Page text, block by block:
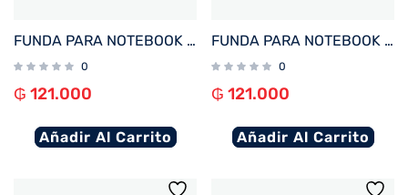
FUNDA PARA NOTEBOOK FTX SEDA-BD 14.1″ BORDO
0
₲ 121.000
Añadir Al Carrito
FUNDA PARA NOTEBOOK FTX SEDA-CR 14.1″ CREMA
0
₲ 121.000
Añadir Al Carrito